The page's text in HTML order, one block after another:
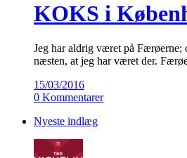
KOKS i
Jeg har aldrig været på
næsten, at jeg har været der.
15/03/2016
0 Kommentarer
Nyeste indlæg